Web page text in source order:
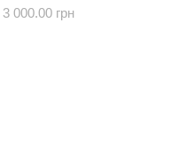
3 000.00 грн